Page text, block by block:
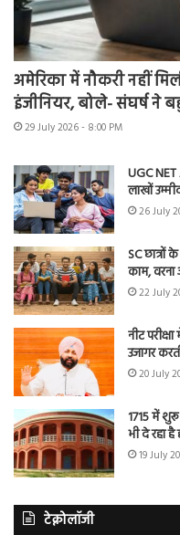
अमेरिका में नौकरी नहीं
इंजीनियर, बोले- संघर्ष ने
29 July 2026 - 8:00 PM
UGC
लाखों
26 July
SC
काम,
22 July
नीट
उजागर
20 July
1715 में
भी दे रहा है
19 July
टेक्नोलॉजी